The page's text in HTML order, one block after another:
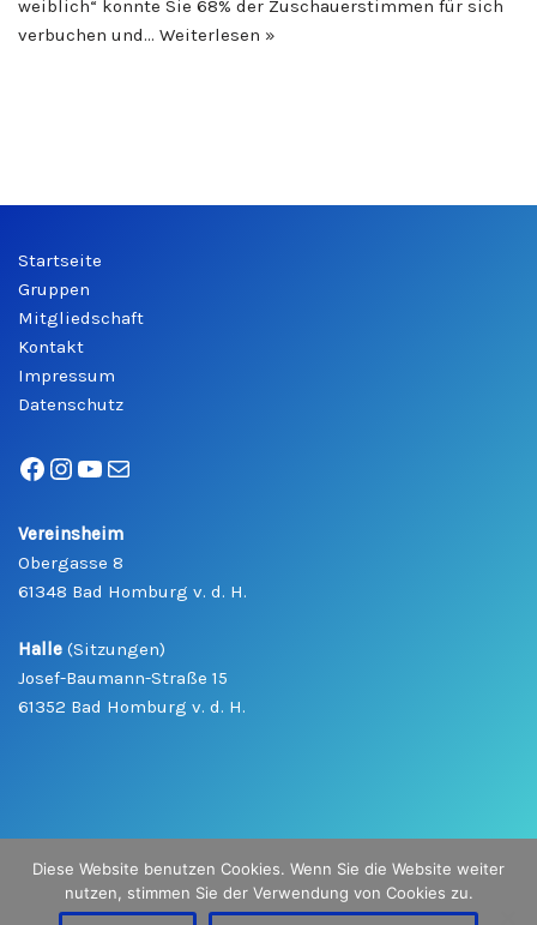
weiblich“ konnte Sie 68% der Zuschauerstimmen für sich
verbuchen und… Weiterlesen »
Startseite
Gruppen
Mitgliedschaft
Kontakt
Impressum
Datenschutz
Vereinsheim
Obergasse 8
61348 Bad Homburg v. d. H.
Halle (Sitzungen)
Josef-Baumann-Straße 15
61352 Bad Homburg v. d. H.
Copyright©2026 Bad Homburger Karneval Gesellschaft
Diese Website benutzen Cookies. Wenn Sie die Website weiter
nutzen, stimmen Sie der Verwendung von Cookies zu.